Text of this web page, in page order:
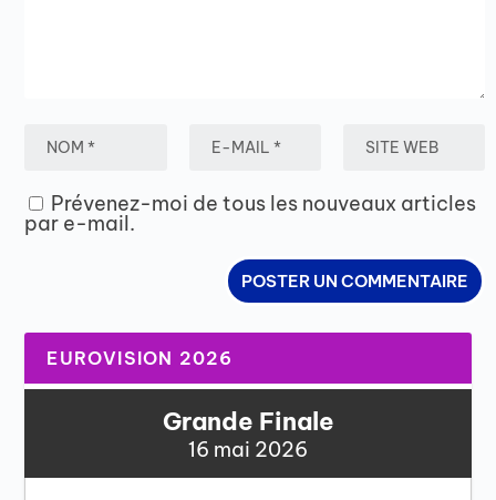
Prévenez-moi de tous les nouveaux articles
par e-mail.
EUROVISION 2026
Grande Finale
16 mai 2026